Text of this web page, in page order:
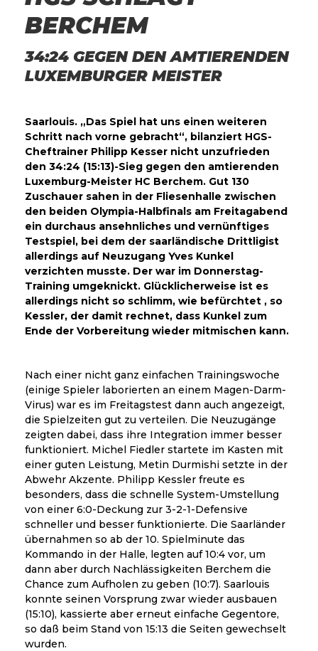
BERCHEM
34:24 GEGEN DEN AMTIERENDEN
LUXEMBURGER MEISTER
Saarlouis. „Das Spiel hat uns einen weiteren
Schritt nach vorne gebracht“, bilanziert HGS-
Cheftrainer Philipp Kesser nicht unzufrieden
den 34:24 (15:13)-Sieg gegen den amtierenden
Luxemburg-Meister HC Berchem. Gut 130
Zuschauer sahen in der Fliesenhalle zwischen
den beiden Olympia-Halbfinals am Freitagabend
ein durchaus ansehnliches und vernünftiges
Testspiel, bei dem der saarländische Drittligist
allerdings auf Neuzugang Yves Kunkel
verzichten musste. Der war im Donnerstag-
Training umgeknickt. Glücklicherweise ist es
allerdings nicht so schlimm, wie befürchtet , so
Kessler, der damit rechnet, dass Kunkel zum
Ende der Vorbereitung wieder mitmischen kann.
Nach einer nicht ganz einfachen Trainingswoche
(einige Spieler laborierten an einem Magen-Darm-
Virus) war es im Freitagstest dann auch angezeigt,
die Spielzeiten gut zu verteilen. Die Neuzugänge
zeigten dabei, dass ihre Integration immer besser
funktioniert. Michel Fiedler startete im Kasten mit
einer guten Leistung, Metin Durmishi setzte in der
Abwehr Akzente. Philipp Kessler freute es
besonders, dass die schnelle System-Umstellung
von einer 6:0-Deckung zur 3-2-1-Defensive
schneller und besser funktionierte. Die Saarländer
übernahmen so ab der 10. Spielminute das
Kommando in der Halle, legten auf 10:4 vor, um
dann aber durch Nachlässigkeiten Berchem die
Chance zum Aufholen zu geben (10:7). Saarlouis
konnte seinen Vorsprung zwar wieder ausbauen
(15:10), kassierte aber erneut einfache Gegentore,
so daß beim Stand von 15:13 die Seiten gewechselt
wurden.